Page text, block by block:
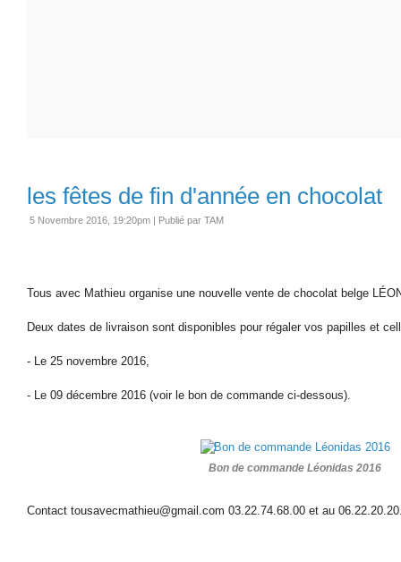
les fêtes de fin d'année en chocolat
5 Novembre 2016, 19:20pm | Publié par TAM
Tous avec Mathieu organise une nouvelle vente de chocolat belge
Deux dates de livraison sont disponibles pour régaler vos papilles et
- Le 25 novembre 2016,
- Le 09 décembre 2016 (voir le bon de commande ci-dessous).
Bon de commande Léonidas 2016
Contact tousavecmathieu@gmail.com 03.22.74.68.00 et au